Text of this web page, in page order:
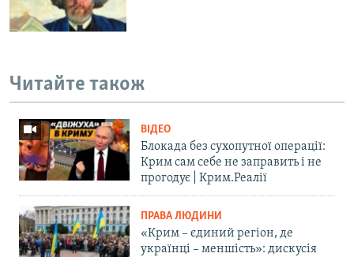
Читайте також
ВІДЕО
Блокада без сухопутної операції:
Крим сам себе не заправить і не
прогодує | Крим.Реалії
ПРАВА ЛЮДИНИ
«Крим – єдиний регіон, де
українці – меншість»: дискусія